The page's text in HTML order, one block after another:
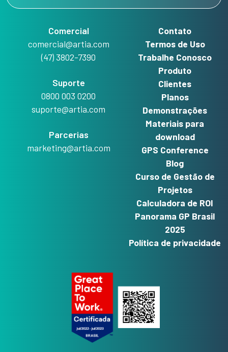
Comercial
comercial@artia.com
(47) 3802-7390
Suporte
0800 003 0200
suporte@artia.com
Parcerias
marketing@artia.com
Contato
Termos de Uso
Trabalhe Conosco
Produto
Clientes
Planos
Demonstrações
Materiais para
download
GPS Conference
Blog
Curso de Gestão de
Projetos
Calculadora de ROI
Panorama GP Brasil
2025
Política de privacidade